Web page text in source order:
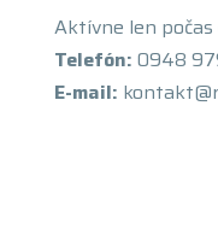
Aktívne len
Telefón: 0948
E-mail: